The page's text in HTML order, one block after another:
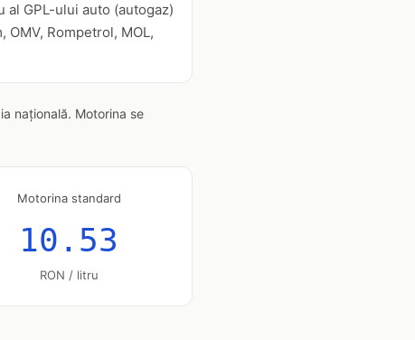
al GPL-ului auto (autogaz)
Rompetrol, MOL,
națională. Motorina se
Motorina standard
10.53
RON / litru